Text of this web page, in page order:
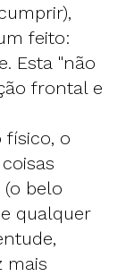
feito:
Esta "não
frontal e
físico, o
(o belo
qualquer
mais